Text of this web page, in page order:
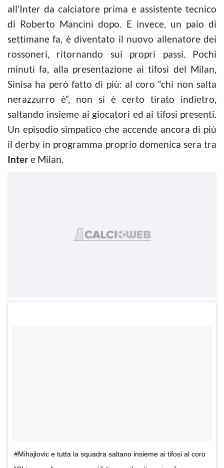
all’Inter da calciatore prima e assistente tecnico
di Roberto Mancini dopo. E invece, un paio di
settimane fa, è diventato il nuovo allenatore dei
rossoneri, ritornando sui propri passi. Pochi
minuti fa, alla presentazione ai tifosi del Milan,
Sinisa ha però fatto di più: al coro “chi non salta
nerazzurro è”, non si è certo tirato indietro,
saltando insieme ai giocatori ed ai tifosi presenti.
Un episodio simpatico che accende ancora di più
il derby in programma proprio domenica sera tra
Intere Milan.
#Mihajlovic e tutta la squadra saltano insieme ai tifosi al coro